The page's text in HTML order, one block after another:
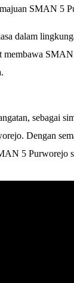
SMAN 5
dalam
sebagai
Dengan
5 Purworejo